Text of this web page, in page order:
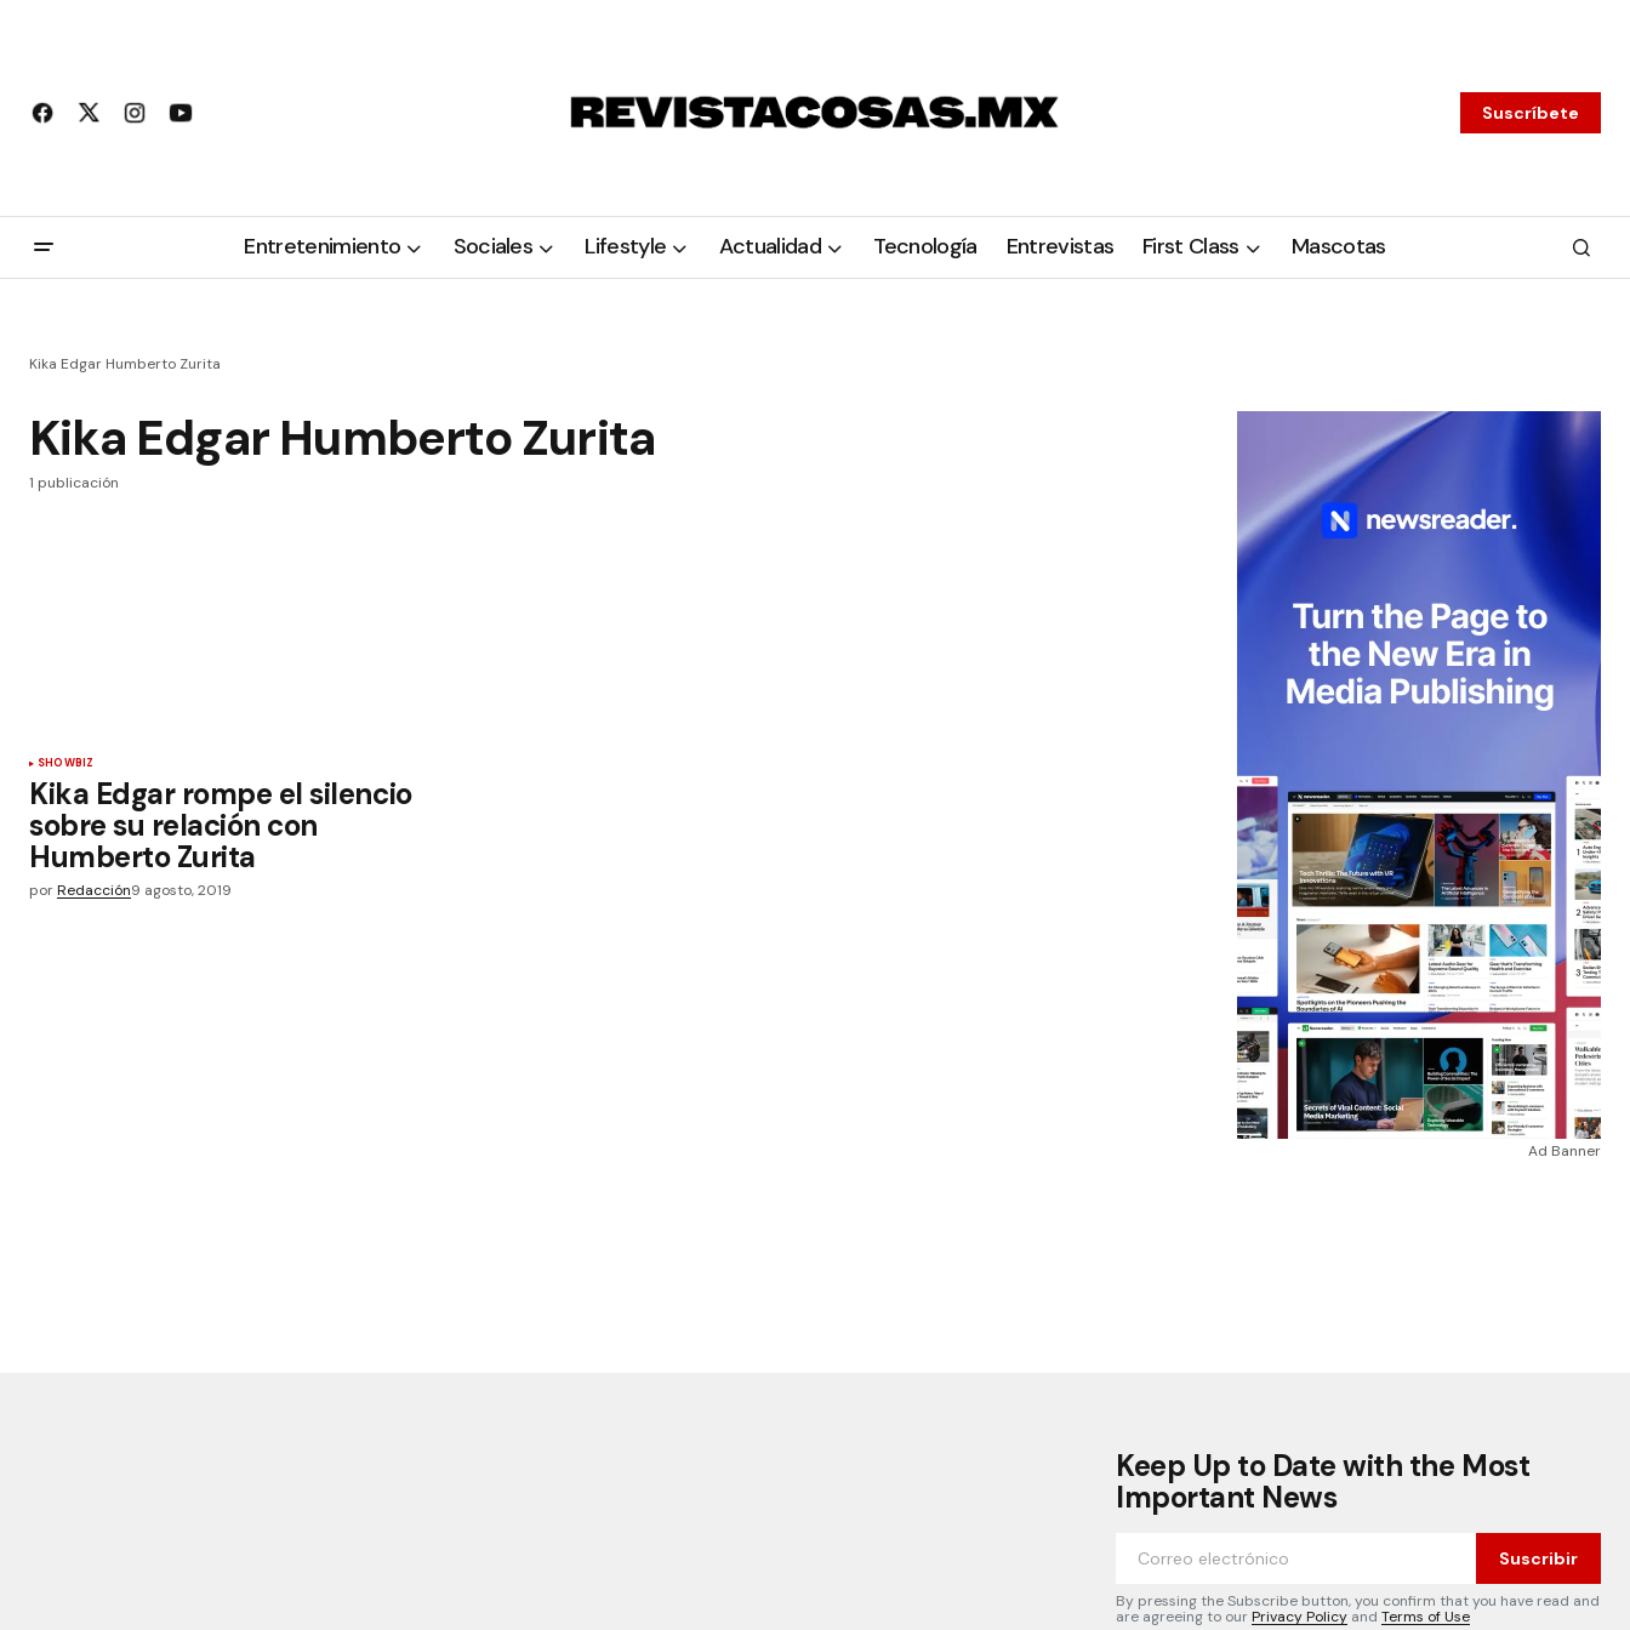
Suscríbete
Entretenimiento Sociales Lifestyle Actualidad Tecnología Entrevistas First Class Mascotas
Kika Edgar Humberto Zurita
Kika Edgar Humberto Zurita
1 publicación
SHOWBIZ
Kika Edgar rompe el silencio
sobre su relación con
Humberto Zurita
porRedacción9 agosto, 2019
Ad Banner
Keep Up to Date with the Most
Important News
Suscribir
By pressing the Subscribe button, you confirm that you have read and
are agreeing to ourPrivacy Policy and Terms of Use